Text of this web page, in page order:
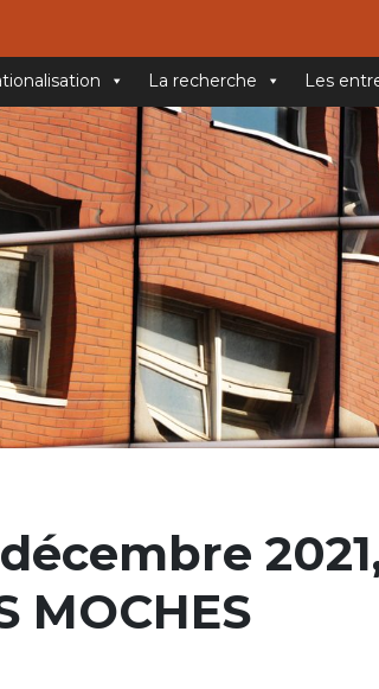
La recherche Les
MOCHES